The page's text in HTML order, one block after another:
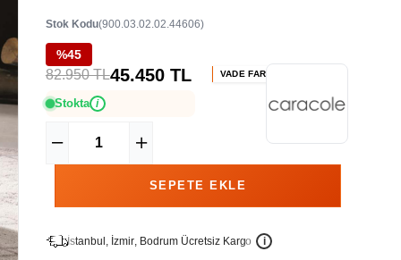
(900.03.02.02.44606)
Stok Kodu
%45
82.950 TL45.450 TL VADE FARKSIZ 2 TAKSİT
Stokta i
İstanbu , İzmir, Bodrum Ücretsiz Kargo i